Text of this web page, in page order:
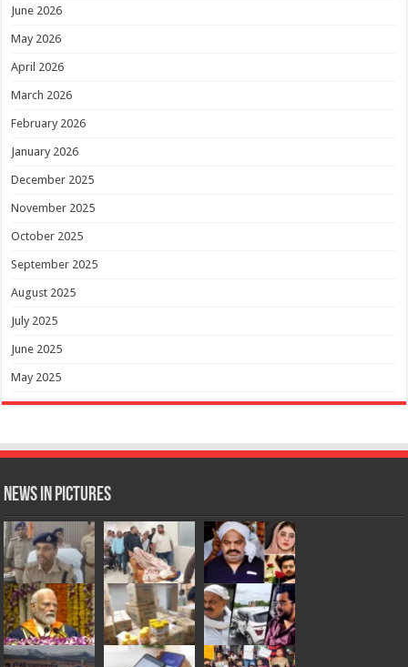
June 2026
May 2026
April 2026
March 2026
February 2026
January 2026
December 2025
November 2025
October 2025
September 2025
August 2025
July 2025
June 2025
May 2025
News in Pictures